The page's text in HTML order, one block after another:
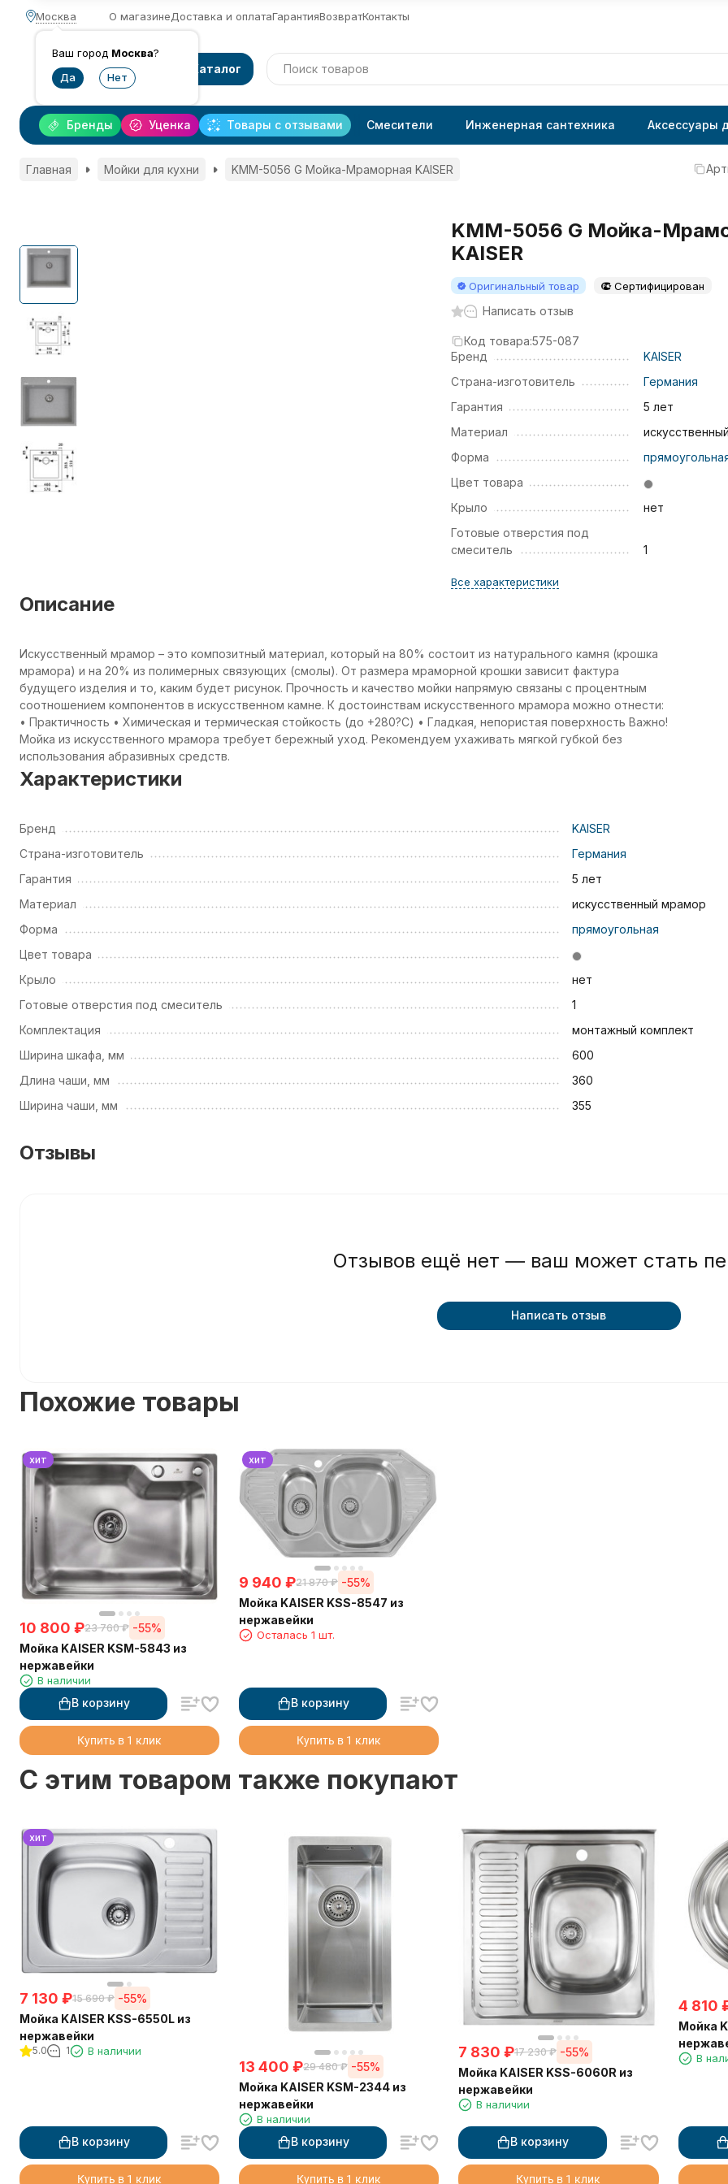
Москва
Ваш город Москва?
О магазинеДоставка и оплатаГарантияВозвратКонтакты
Каталог
Уценка Товары с отзывами
Бренды Смесители Инженерная сантехника Аксессуары
Главная Мойки для кухни KMM-5056 G Мойка-Мраморная KAISER
KMM-5056 G Мойка-
KAISER
Оригинальный товар Сертифицирован
Написать отзыв
Код товара:575-087
Бренд
KAISER
Страна-изготовитель
Германия
Гарантия
5 лет
Материал
Форма
Цвет товара
Крыло
нет
Готовые отверстия под
смеситель
1
Все характеристики
Описание
Искусственный мрамор – это композитный материал, который на 80% состоит из натурального камня (крошка
мрамора) и на 20% из полимерных связующих (смолы). От размера мраморной крошки зависит фактура
будущего изделия и то, каким будет рисунок. Прочность и качество мойки напрямую связаны с процентным
соотношением компонентов в искусственном камне. К достоинствам искусственного мрамора можно отнести:
• Практичность • Химическая и термическая стойкость (до +280?С) • Гладкая, непористая поверхность Важно!
Мойка из искусственного мрамора требует бережный уход. Рекомендуем ухаживать мягкой губкой без
использования абразивных средств.
Характеристики
Бренд
KAISER
Страна-изготовитель
Германия
Гарантия
5 лет
Материал
искусственный мрамор
Форма
прямоугольная
Цвет товара
Крыло
нет
Готовые отверстия под смеситель
1
Комплектация
монтажный комплект
Ширина шкафа, мм
600
Длина чаши, мм
360
Ширина чаши, мм
355
Отзывы
Отзывов ещё нет — ваш может стать
Написать отзыв
Похожие товары
хит
10 800 ₽23 760 ₽ -55%
Мойка KAISER KSM-5843 из
нержавейки
В наличии
В корзину
Купить в 1 клик
хит
9 940 ₽21 870 ₽ -55%
Мойка KAISER KSS-8547 из
нержавейки
Осталась 1 шт.
В корзину
Купить в 1 клик
C этим товаром также покупают
хит
7 130 ₽15 690 ₽ -55%
Мойка KAISER KSS-6550L из
нержавейки
5.0 1 В наличии
В корзину
Купить в 1 клик
13 400 ₽29 480 ₽ -55%
Мойка KAISER KSM-2344 из
нержавейки
В наличии
В корзину
Купить в 1 клик
7 830 ₽17 230 ₽ -55%
Мойка KAISER KSS-6060R из
нержавейки
В наличии
В корзину
Купить в 1 клик
4 810
Мойка
В